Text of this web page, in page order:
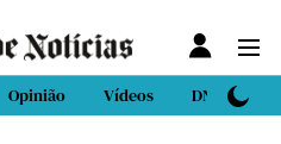
Opinião Vídeos DN Sport